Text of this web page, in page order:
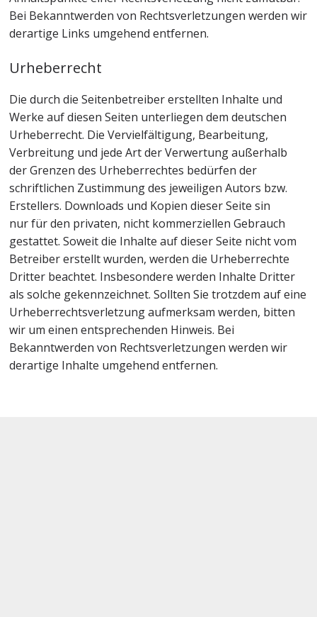
Bei Bekanntwerden von Rechtsverletzungen werden wir
derartige Links umgehend entfernen.
Urheberrecht
Die durch die Seitenbetreiber erstellten Inhalte und
Werke auf diesen Seiten unterliegen dem deutschen
Urheberrecht. Die Vervielfältigung, Bearbeitung,
Verbreitung und jede Art der Verwertung außerhalb
der Grenzen des Urheberrechtes bedürfen der
schriftlichen Zustimmung des jeweiligen Autors bzw.
Erstellers. Downloads und Kopien dieser Seite sin
nur für den privaten, nicht kommerziellen Gebrauch
gestattet. Soweit die Inhalte auf dieser Seite nicht vom
Betreiber erstellt wurden, werden die Urheberrechte
Dritter beachtet. Insbesondere werden Inhalte Dritter
als solche gekennzeichnet. Sollten Sie trotzdem auf eine
Urheberrechtsverletzung aufmerksam werden, bitten
wir um einen entsprechenden Hinweis. Bei
Bekanntwerden von Rechtsverletzungen werden wir
derartige Inhalte umgehend entfernen.